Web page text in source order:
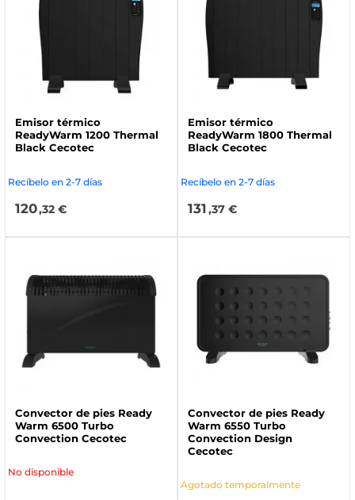
Emisor térmico
ReadyWarm 1200 Thermal
Black Cecotec
Recíbelo en 2-7 días
120,32 €
Emisor térmico
ReadyWarm 1800 Thermal
Black Cecotec
Recíbelo en 2-7 días
131,37 €
Convector de pies Ready
Warm 6500 Turbo
Convection Cecotec
No disponible
Convector de pies Ready
Warm 6550 Turbo
Convection Design
Cecotec
Agotado temporalmente